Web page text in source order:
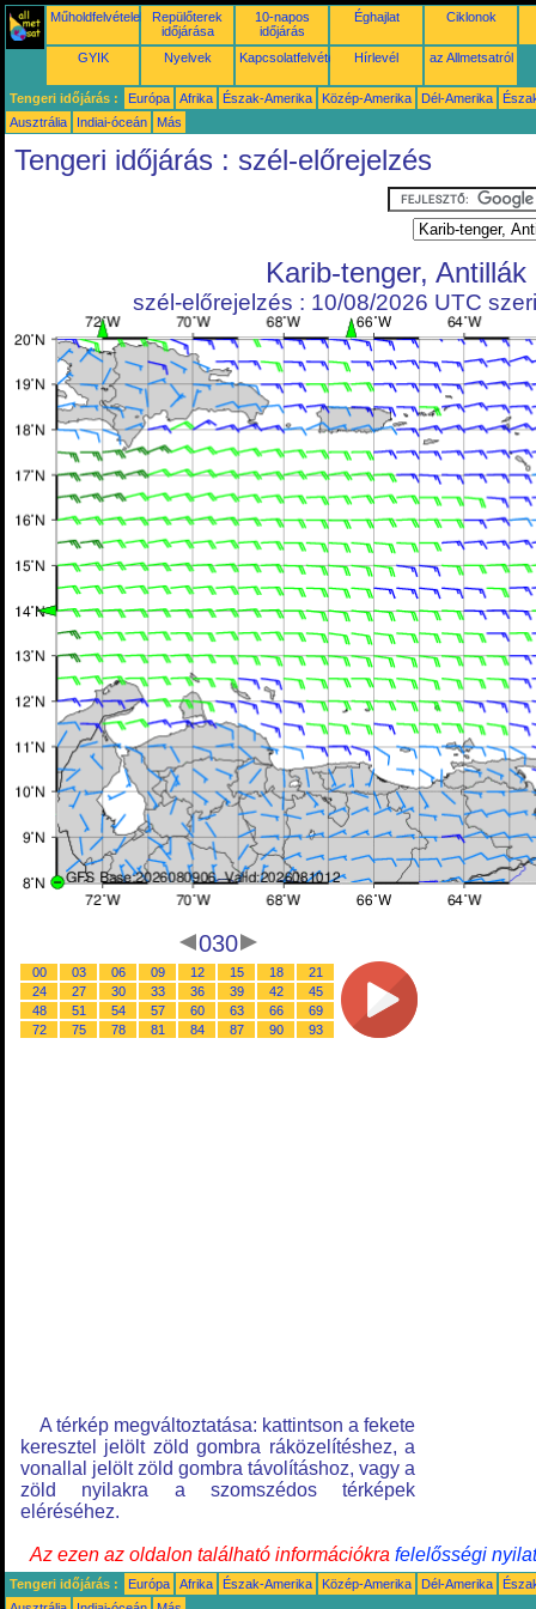
Műholdfelvételek
Repülőterek
időjárása
10-napos
időjárás
Éghajlat Ciklonok
GYIK Nyelvek Kapcsolatfelvétel Hírlevél az Allmetsatról
Tengeri időjárás : Európa Afrika Észak-Amerika Közép-Amerika Dél-Amerika
Ausztrália
Indiai-óceán Más
Tengeri időjárás : szél-előrejelzés
Karib-tenger, Antillák
szél-előrejelzés : 10/08/2026 UTC
030
00 03 06 09 12 15 18
21
24
27 30 33 36 39 42
45
48
51 54 57 60 63 66
69
72
75 78 81 84 87 90 93
A térkép megváltoztatása: kattintson a fekete
keresztel jelölt zöld gombra ráközelítéshez, a
vonallal jelölt zöld gombra távolításhoz, vagy a
zöld nyilakra a szomszédos térképek
eléréséhez.
Az ezen az oldalon található információkra felelősségi
Tengeri időjárás : Európa Afrika Észak-Amerika Közép-Amerika Dél-Amerika